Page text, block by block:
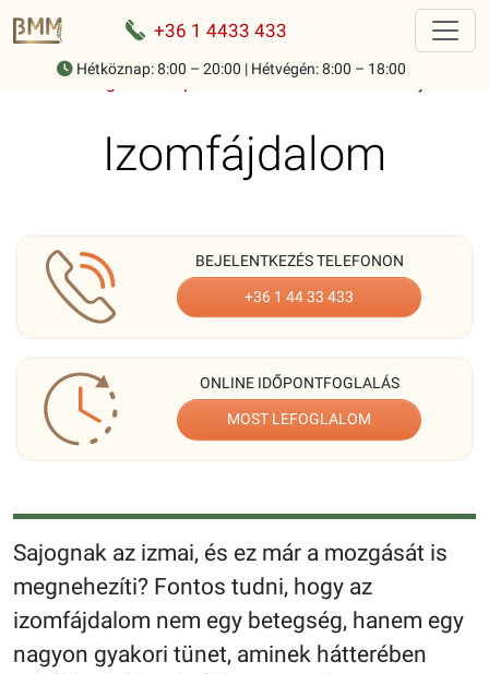
+36 1 4433 433
Hétköznap: 8:00 – 20:00 | Hétvégén: 8:00 – 18:00
- Mozgásszervi panaszok ismertetése
Izomfájdalom
BEJELENTKEZÉS TELEFONON
+36 1 44 33 433
ONLINE IDŐPONTFOGLALÁS
MOST LEFOGLALOM
Sajognak az izmai, és ez már a mozgását is
megnehezíti? Fontos tudni, hogy az
izomfájdalom nem egy betegség, hanem egy
nagyon gyakori tünet, aminek hátterében